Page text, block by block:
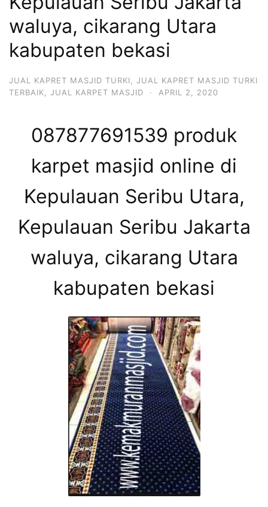
waluya, cikarang Utara
kabupaten bekasi
JUAL KAPRET MASJID TURKI
JUAL KAPRET MASJID TURKI
TERBAIK
JUAL KARPET MASJID · APRIL 2, 2020
087877691539 produk
karpet masjid online di
Kepulauan Seribu Utara,
Kepulauan Seribu Jakarta
waluya, cikarang Utara
kabupaten bekasi